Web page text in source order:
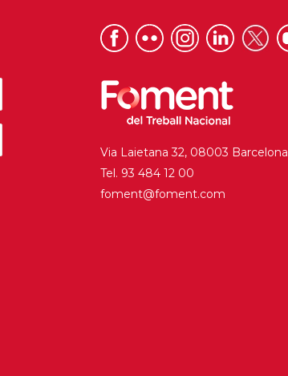
Via Laietana 32, 08003 Barcelona
Tel. 93 484 12 00
foment@foment.com